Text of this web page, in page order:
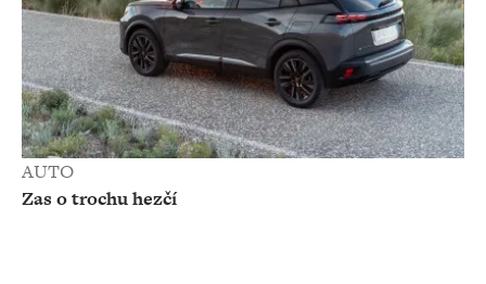
AUTO
Zas o trochu hezčí